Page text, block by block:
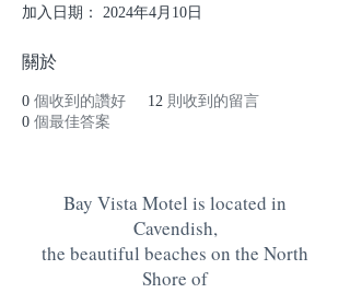
加入日期： 2024年4月10日
關於
0 個收到的讚好 12 則收到的留言
0 個最佳答案
Bay Vista Motel is located in
Cavendish,
the beautiful beaches on the North
Shore of